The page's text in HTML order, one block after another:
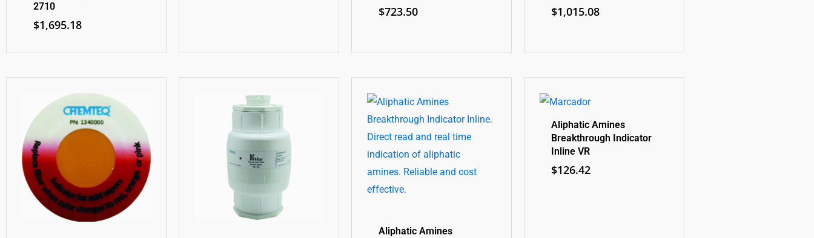
2710
$1,695.18
$723.50 $1,015.08
Aliphatic Amines
Aliphatic Amines
Breakthrough Indicator
Inline VR
$126.42